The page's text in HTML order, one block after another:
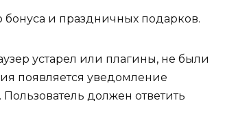
и праздничных подарков.
устарел или плагины, не были
появляется уведомление
Пользователь должен ответить